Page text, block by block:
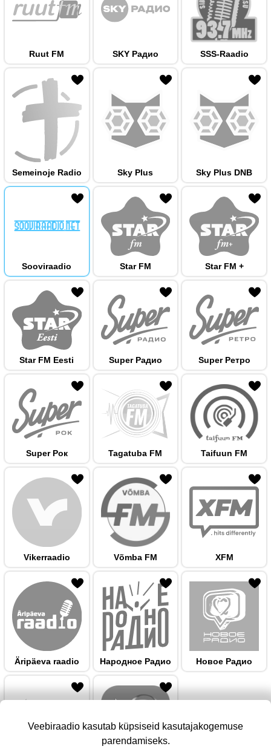
Ruut FM SKY Радио SSS-Raadio
Semeinoje Radio Sky Plus Sky Plus DNB
Sooviraadio Star FM Star FM +
Star FM Eesti Super Радио Super Ретро
Super Рок Tagatuba FM Taifuun FM
Vikerraadio Võmba FM XFM
Äripäeva raadio Народноe Радио Новое Радио
Veebiraadio kasutab küpsiseid kasutajakogemuse
parendamiseks.